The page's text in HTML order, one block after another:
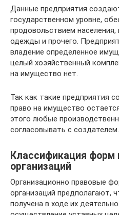
Данные предприятия
государственном уровне,
продовольствием
одежды и прочего.
владение определенное
целый хозяйственный
на имущество нет.
Так как такие предприятия
право на имущество
этого любые
согласовывать с создателем.
Классификация форм
организаций
Организационно правовые
организаций предполагают,
получена в ходе их